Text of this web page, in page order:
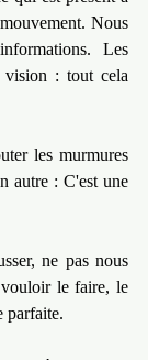
Nous
Les
: tout cela
les murmures
autre : C'est une
ne pas nous
le faire, le
parfaite.